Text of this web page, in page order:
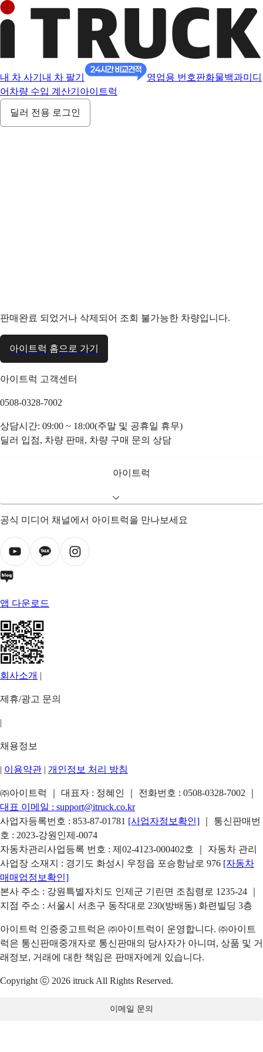
내 차 사기 내 차 팔기 영업용 번호판화물백과미디
어 차량 수입 계산기 아이트럭
딜러 전용 로그인
판매완료 되었거나 삭제되어 조회 불가능한 차량입니다.
아이트럭 홈으로 가기
아이트럭 고객센터
0508-0328-7002
상담시간: 09:00 ~ 18:00(주말 및 공휴일 휴무)
딜러 입점, 차량 판매, 차량 구매 문의 상담
아이트럭
공식 미디어 채널에서 아이트럭을 만나보세요
앱 다운로드
회사소개 |
제휴/광고 문의
|
채용정보
| 이용약관 | 개인정보 처리 방침
㈜아이트럭 ｜ 대표자 : 정혜인 ｜ 전화번호 : 0508-0328-7002
대표 이메일 : support@itruck.co.kr
사업자등록번호 : 853-87-01781 [사업자정보확인]
｜ 통신판매번
호 : 2023-강원인제-0074
자동차관리사업등록 번호 : 제02-4123-000402호 ｜ 자동차 관리
사업장 소재지 : 경기도 화성시 우정읍 포승항남로 976 [자동차
매매업정보확인]
본사 주소 : 강원특별자치도 인제군 기린면 조침령로 1235-24 ｜
지점 주소 : 서울시 서초구 동작대로 230(방배동) 화련빌딩 3층
아이트럭 인증중고트럭은 ㈜아이트럭이 운영합니다. ㈜아이트
럭은 통신판매중개자로 통신판매의 당사자가 아니며, 상품 및 거
래정보, 거래에 대한 책임은 판매자에게 있습니다.
Copyright ⓒ 2026 itruck All Rights Reserved.
이메일 문의